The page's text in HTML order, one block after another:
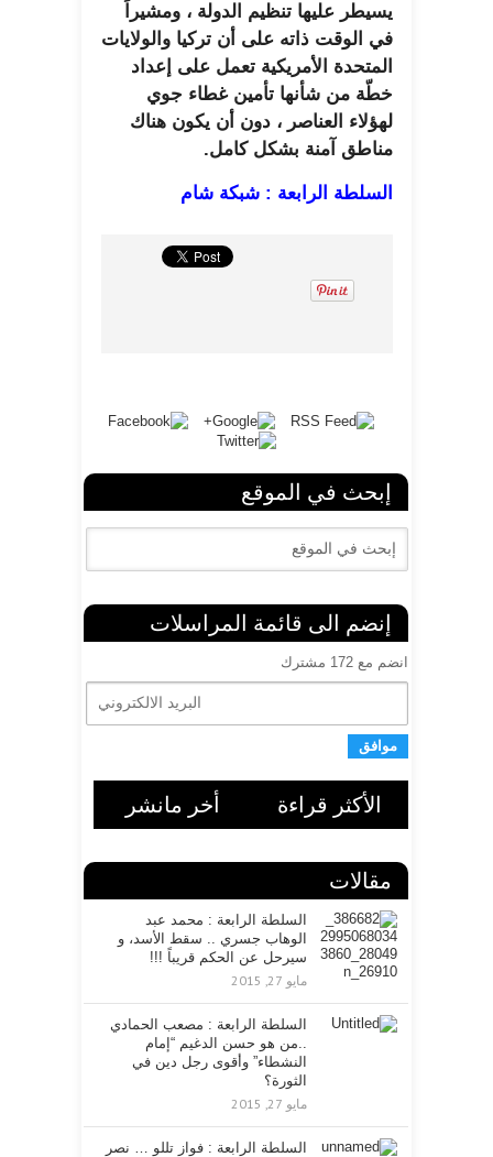
يسيطر عليها تنظيم الدولة ، ومشيراً
في الوقت ذاته على أن تركيا والولايات
المتحدة الأمريكية تعمل على إعداد
خطّة من شأنها تأمين غطاء جوي
لهؤلاء العناصر ، دون أن يكون هناك
مناطق آمنة بشكل كامل.
السلطة الرابعة : شبكة شام
إبحث في الموقع
إنضم الى قائمة المراسلات
انضم مع 172 مشترك
ا
ب
ي
د
ل
ت
ي
الأكثر قراءة أخر مانشر
مقالات
السلطة الرابعة : محمد عبد
الوهاب جسري .. سقط الأسد، و
سيرحل عن الحكم قريباً !!!
مايو 27, 2015
السلطة الرابعة : مصعب الحمادي
..من هو حسن الدغيم “إمام
النشطاء” وأقوى رجل دين في
الثورة؟
مايو 27, 2015
السلطة الرابعة : فواز تللو … نصر